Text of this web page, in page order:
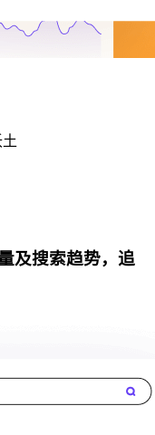
及搜索趋势，追